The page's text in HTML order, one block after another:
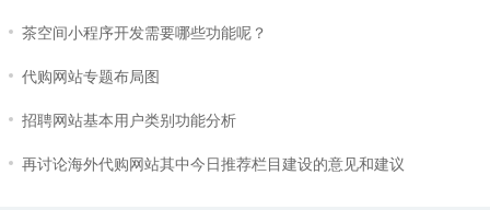
茶空间小程序开发需要哪些功能呢？
代购网站专题布局图
招聘网站基本用户类别功能分析
再讨论海外代购网站其中今日推荐栏目建设的意见和建议